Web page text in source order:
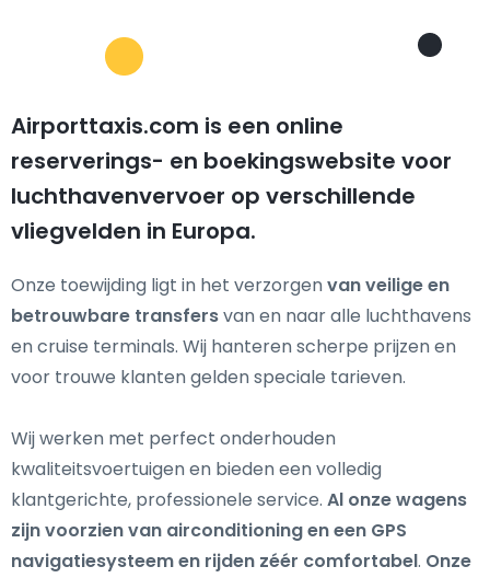
Airporttaxis.com is een online
reserverings- en boekingswebsite voor
luchthavenvervoer op verschillende
vliegvelden in Europa.
Onze toewijding ligt in het verzorgenvan veilige en
betrouwbare transfersvan en naar alle luchthavens
en cruise terminals. Wij hanteren scherpe prijzen en
voor trouwe klanten gelden speciale tarieven.
Wij werken met perfect onderhouden
kwaliteitsvoertuigen en bieden een volledig
klantgerichte, professionele service. Al onze wagens
zijn voorzien van airconditioning en een GPS
navigatiesysteem en rijden zéér comfortabel. Onze